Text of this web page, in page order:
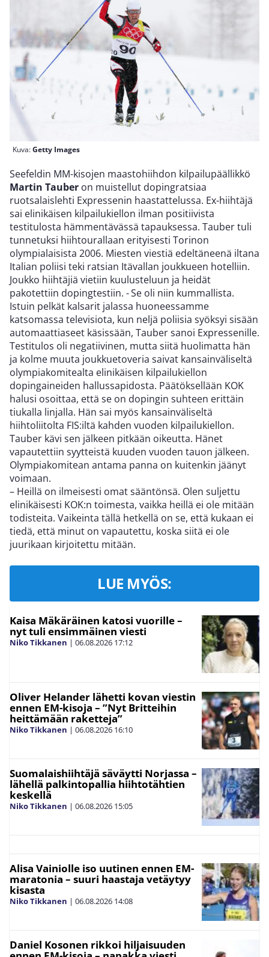
Kuva:Getty Images
Seefeldin MM-kisojen maastohiihdon kilpailupäällikkö
Martin Tauber on muistellut dopingratsiaa
ruotsalaislehti Expressenin haastattelussa. Ex-hiihtäjä
sai elinikäisen kilpailukiellon ilman positiivista
testitulosta hämmentävässä tapauksessa. Tauber tuli
tunnetuksi hiihtourallaan erityisesti Torinon
olympialaisista 2006. Miesten viestiä edeltäneenä iltana
Italian poliisi teki ratsian Itävallan joukkueen hotelliin.
Joukko hiihtäjiä vietiin kuulusteluun ja heidät
pakotettiin dopingtestiin. - Se oli niin kummallista.
Istuin pelkät kalsarit jalassa huoneessamme
katsomassa televisiota, kun neljä poliisia syöksyi sisään
automaattiaseet käsissään, Tauber sanoi Expressenille.
Testitulos oli negatiivinen, mutta siitä huolimatta hän
ja kolme muuta joukkuetoveria saivat kansainväliseltä
olympiakomitealta elinikäisen kilpailukiellon
dopingaineiden hallussapidosta. Päätöksellään KOK
halusi osoittaa, että se on dopingin suhteen erittäin
tiukalla linjalla. Hän sai myös kansainväliseltä
hiihtoliitolta FIS:iltä kahden vuoden kilpailukiellon.
Tauber kävi sen jälkeen pitkään oikeutta. Hänet
vapautettiin syytteistä kuuden vuoden tauon jälkeen.
Olympiakomitean antama panna on kuitenkin jäänyt
voimaan.
– Heillä on ilmeisesti omat sääntönsä. Olen suljettu
elinikäisesti KOK:n toimesta, vaikka heillä ei ole mitään
todisteita. Vaikeinta tällä hetkellä on se, että kukaan ei
tiedä, että minut on vapautettu, koska siitä ei ole
juurikaan kirjoitettu mitään.
LUE MYÖS:
Kaisa Mäkäräinen katosi vuorille –
nyt tuli ensimmäinen viesti
Niko Tikkanen | 06.08.2026 17:12
Oliver Helander lähetti kovan viestin
ennen EM-kisoja – ”Nyt Britteihin
heittämään raketteja”
Niko Tikkanen | 06.08.2026 16:10
Suomalaishiihtäjä säväytti Norjassa –
lähellä palkintopallia hiihtotähtien
keskellä
Niko Tikkanen | 06.08.2026 15:05
Alisa Vainiolle iso uutinen ennen EM-
maratonia – suuri haastaja vetäytyy
kisasta
Niko Tikkanen | 06.08.2026 14:08
Daniel Kosonen rikkoi hiljaisuuden